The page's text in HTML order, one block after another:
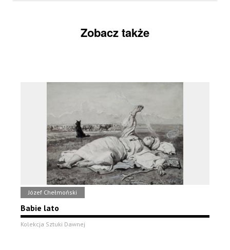
Zobacz także
Józef Chełmoński
Babie lato
Kolekcja Sztuki Dawnej